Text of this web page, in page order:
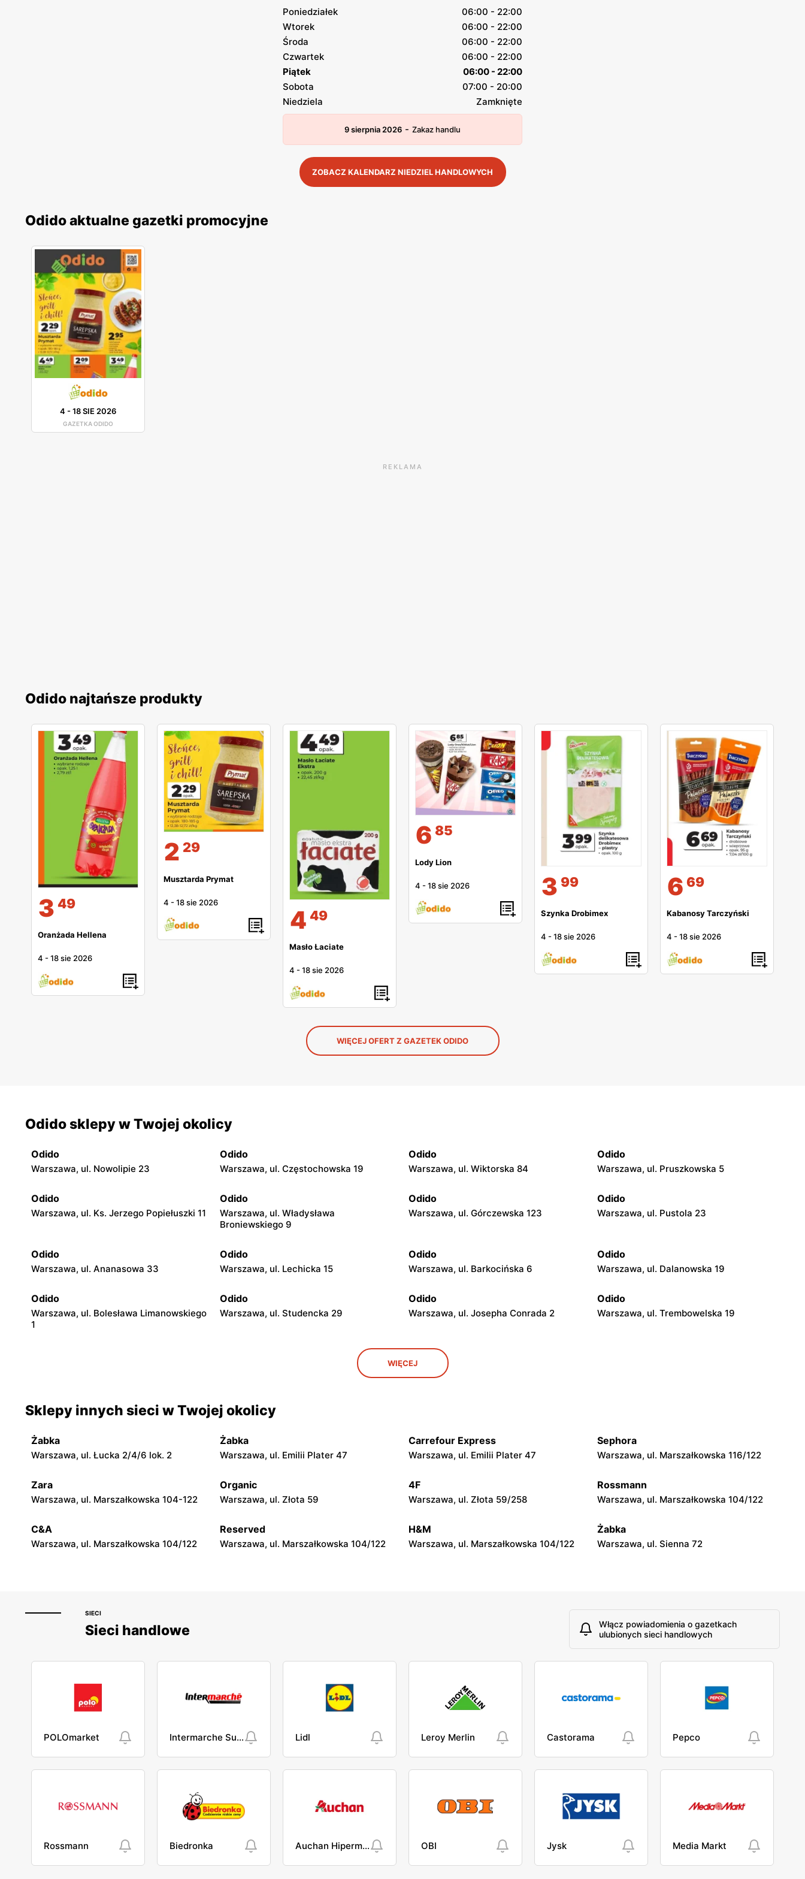
Poniedziałek
06:00 - 22:00
Wtorek
06:00 - 22:00
Środa
06:00 - 22:00
Czwartek
06:00 - 22:00
Piątek
06:00 - 22:00
Sobota
07:00 - 20:00
Niedziela
Zamknięte
9 sierpnia 2026 - Zakaz handlu
ZOBACZ KALENDARZ NIEDZIEL HANDLOWYCH
Odido aktualne gazetki promocyjne
4 -18 SIE 2026
GAZETKA ODIDO
REKLAMA
Odido najtańsze produkty
3 49
Oranżada Hellena
4 -18 sie 2026
2 29
Musztarda Prymat
4 -18 sie 2026
4 49
Masło Łaciate
4 -18 sie 2026
6 85
Lody Lion
4 -18 sie 2026 3 99
Szynka Drobimex
4 -18 sie 2026
6 69
Kabanosy Tarczyński
4 -18 sie 2026
WIĘCEJ OFERT Z GAZETEK ODIDO
Odido sklepy w Twojej okolicy
Odido
Warszawa, ul. Nowolipie 23
Odido
Warszawa, ul. Częstochowska 19
Odido
Warszawa, ul. Wiktorska 84
Odido
Warszawa, ul. Pruszkowska 5
Odido
Warszawa, ul. Ks. Jerzego Popiełuszki 11
Odido
Warszawa, ul. Władysława
Broniewskiego 9
Odido
Warszawa, ul. Górczewska 123
Odido
Warszawa, ul. Pustola 23
Odido
Warszawa, ul. Ananasowa 33
Odido
Warszawa, ul. Lechicka 15
Odido
Warszawa, ul. Barkocińska 6
Odido
Warszawa, ul. Dalanowska 19
Odido
Warszawa, ul. Bolesława Limanowskiego
1
Odido
Warszawa, ul. Studencka 29
Odido
Warszawa, ul. Josepha Conrada 2
Odido
Warszawa, ul. Trembowelska 19
Warszawa, ul. Portowa 7
Rybie, ul. 19 Kwietnia 62 Warszawa, ul. Stanisława Bodycha 112
Odido
Kobyłka, ul. Mjr. Hubala 15
Odido
Pruszków, ul. Ewy 14a
Odido
Kobyłka, ul. Nadarzyn 8
Odido
Pruszków, ul. Emancypantek 4
Odido
Truskaw, ul. 3 Maja 64
Odido
Stanisławów Pierwszy, ul. Graniczna 1
Odido
Łazy, ul. Łączności 20
Odido
Legionowo, ul. Zegrzyńska 27A
WIĘCEJ
Sklepy innych sieci w Twojej okolicy
Żabka
Warszawa, ul. Łucka 2/4/6 lok. 2
Żabka
Warszawa, ul. Emilii Plater 47
Carrefour Express
Warszawa, ul. Emilii Plater 47
Sephora
Warszawa, ul. Marszałkowska 116/122
Zara
Warszawa, ul. Marszałkowska 104-122
Organic
Warszawa, ul. Złota 59
4F
Warszawa, ul. Złota 59/258
Rossmann
Warszawa, ul. Marszałkowska 104/122
C&A
Warszawa, ul. Marszałkowska 104/122
Reserved
Warszawa, ul. Marszałkowska 104/122
H&M
Warszawa, ul. Marszałkowska 104/122
Żabka
Warszawa, ul. Sienna 72
SIECI
Sieci handlowe
Włącz powiadomienia o gazetkach
ulubionych sieci handlowych
POLOmarket Intermarche Super Lidl Leroy Merlin Castorama Pepco
Rossmann Biedronka Auchan Hipermarket OBI Jysk Media Markt